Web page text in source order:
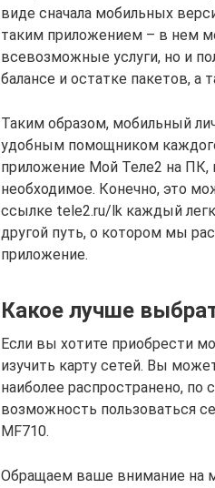
виде сначала мобильных
таким приложением – в нем
всевозможные услуги, но и
балансе и остатке пакетов, а
Таким образом, мобильный
удобным помощником
приложение Мой Теле2 на ПК,
необходимое. Конечно, это
ссылке tele2.ru/lk каждый
другой путь, о котором мы
приложение.
Какое лучше
Если вы хотите приобрести
изучить карту сетей. Вы
наиболее распространено,
возможность пользоваться
MF710.
Обращаем ваше внимание на